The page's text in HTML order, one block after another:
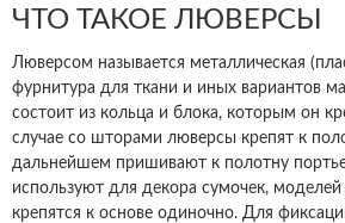
ЧТО ТАКОЕ ЛЮВЕРСЫ
Люверсом называется металлическая
фурнитура для ткани и иных вариантов
состоит из кольца и блока, которым он
случае со шторами люверсы крепят к
дальнейшем пришивают к полотну
используют для декора сумочек,
крепятся к основе одиночно. Для